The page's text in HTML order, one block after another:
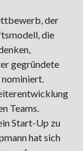
103,9 MHz
der
die
gegründete
Teams.
Start-Up zu
hat sich